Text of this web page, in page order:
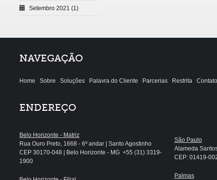
Setembro 2021 (1)
NAVEGAÇÃO
Home Sobre Soluções Palavra do Cliente Parcerias Restrita Contato
ENDEREÇO
Belo Horizonte - Matriz
Rua Ouro Preto, 1668 - 6º andar | Santo Agostinho
CEP 30170-048 | Belo Horizonte - MG +55 (31) 3319-
1900
São Paulo
Alameda
CEP: 01419-
Palmas